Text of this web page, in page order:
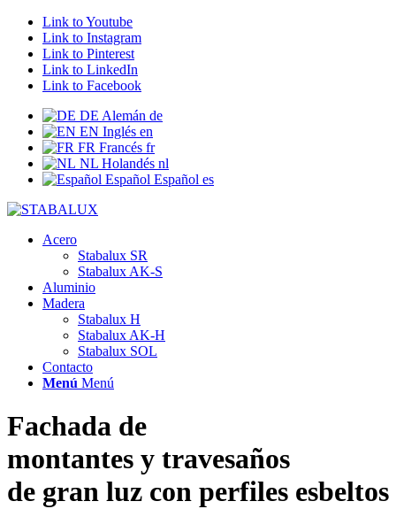
Link to Youtube
Link to Instagram
Link to Pinterest
Link to LinkedIn
Link to Facebook
DE Alemán de
EN Inglés en
FR Francés fr
NL Holandés nl
Español Español es
Acero
Stabalux SR
Stabalux AK-S
Aluminio
Madera
Stabalux H
Stabalux AK-H
Stabalux SOL
Contacto
Menú Menú
Fachada de
montantes y travesaños
de gran luz con perfiles esbeltos